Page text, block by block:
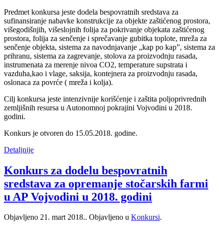
Predmet konkursa jeste dodela bespovratnih sredstava za
sufinansiranje nabavke konstrukcije za objekte zaštićenog prostora,
višegodišnjih, višeslojnih folija za pokrivanje objekata zaštićenog
prostora, folija za senčenje i sprečavanje gubitka toplote, mreža za
senčenje objekta, sistema za navodnjavanje „kap po kap”, sistema za
prihranu, sistema za zagrevanje, stolova za proizvodnju rasada,
instrumenata za merenje nivoa CO2, temperature supstrata i
vazduha,kao i vlage, saksija, kontejnera za proizvodnju rasada,
oslonaca za povrće ( mreža i kolja).
Cilj konkursa jeste intenzivnije korišćenje i zaštita poljoprivrednih
zemljišnih resursa u Autonomnoj pokrajini Vojvodini u 2018.
godini.
Konkurs je otvoren do 15.05.2018. godine.
Detaljnije
Konkurs za dodelu bespovratnih
sredstava za opremanje stočarskih farmi
u AP Vojvodini u 2018. godini
Objavljeno 21. mart 2018.. Objavljeno u Konkursi.